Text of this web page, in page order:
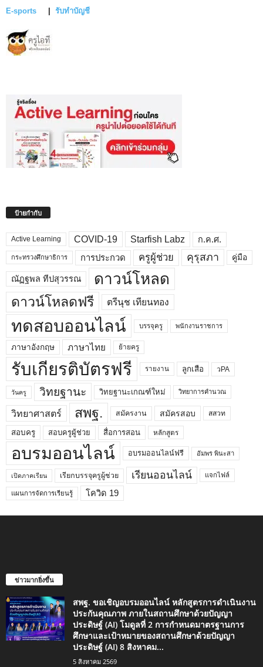
E-sports รับทำบัญชี
ป้ายกำกับ
Active Learning COVID-19 Starfish Labz ก.ค.ศ.
กระทรวงศึกษาธิการ การประกวด ครูผู้ช่วย คุรุสภา คู่มือ
ณัฏฐพล ทีปสุวรรณ ดาวน์โหลด
ดาวน์โหลดฟรี ตรีนุช เทียนทอง
ทดสอบออนไลน์ บรรจุครู พนักงานราชการ
ภาษาอังกฤษ ภาษาไทย ย้ายครู
รับเกียรติบัตรฟรี รายงาน ลูกเสือ วPA
วันครู วิทยฐานะ วิทยฐานะเกณฑ์ใหม่ วิทยาการคำนวณ
วิทยาศาสตร์ สพฐ. สมัครงาน สมัครสอบ สสวท
สอบครู สอบครูผู้ช่วย สื่อการสอน หลักสูตร
อบรมออนไลน์ อบรมออนไลน์ฟรี อัมพร พินะสา
เปิดภาคเรียน เรียกบรรจุครูผู้ช่วย เรียนออนไลน์ แจกไฟล์
แผนการจัดการเรียนรู้ โควิด 19
ข่าวมากยิ่งขึ้น
สพฐ. ขอเชิญอบรมออนไลน์ หลักสูตรการดำเนินงาน
ประกันคุณภาพ ภายในสถานศึกษาด้วยปัญญา
ประดิษฐ์ (AI) โมดูลที่ 2 การกำหนดมาตรฐานการ
ศึกษาและเป้าหมายของสถานศึกษาด้วยปัญญา
ประดิษฐ์ (AI) 8 สิงหาคม...
5 สิงหาคม 2569